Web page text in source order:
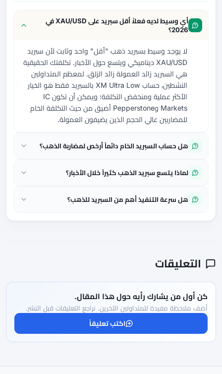
أي وسيط لديه فعلاً أقل سبريد على XAU/USD في
2026؟
لا يوجد وسيط بسبريد ذهب "أقل" واحد وثابت لأن سبريد
XAU/USD ديناميكي ويتسع حول الأخبار. تكلفتك الحقيقية
هي السبريد زائد العمولة زائد الزلق. لمعظم المتداولين
النشطين، حساب XM Ultra Low بالسبريد فقط هو الخيار
الأكثر عملية ومنخفض التكلفة؛ ويمكن أن تكون IC
Markets وPepperstone أضيق من حيث التكلفة الخام
للمضاربين عالي الحجم الذين يضيفون العمولة.
هل حساب السبريد الخام دائماً أرخص لمضاربة الذهب؟
لماذا يتسع سبريد الذهب كثيراً خلال الأخبار؟
هل سرعة التنفيذ أهم من السبريد للذهب؟
التعليقات
كن أول من يشارك رأيه حول هذا المقال.
أضف ملاحظة مفيدة للمتداولين الآخرين. نراجع التعليقات قبل النشر.
اكتب تعليقاً